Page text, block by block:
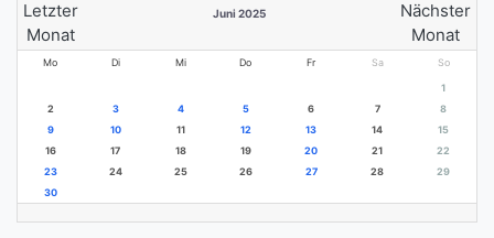
Juni 2025
Mo Di Mi Do Fr Sa So
1
2
3 4 5 6 7
8
9
10 11 12 13 14
15
16
17 18 19 20 21
22
23
24 25 26 27 28
29
30